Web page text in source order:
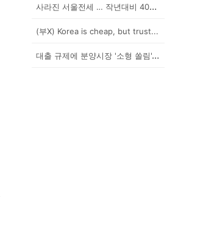
사라진 서울전세 … 작년대비 40% '뚝'
(부X) Korea is cheap, but trust...
대출 규제에 분양시장 '소형 쏠림'…20평 이하 경쟁률...